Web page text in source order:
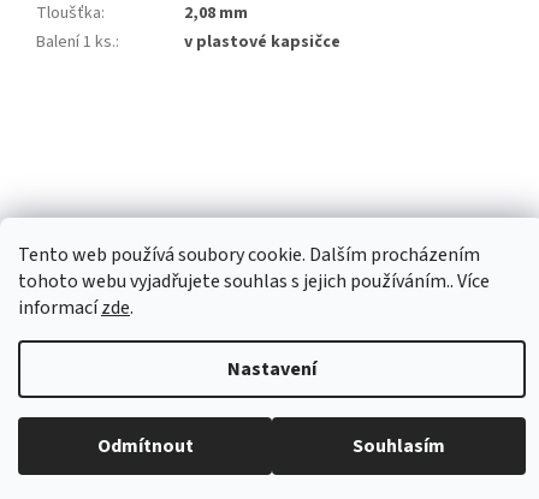
Tento web používá soubory cookie. Dalším procházením
tohoto webu vyjadřujete souhlas s jejich používáním.. Více
informacízde.
Nastavení
Odmítnout Souhlasím
Běžná otevírací doba: Pondělí: 8:30 - 16:00 Úterý: 9:00 -17:00 Středa: 8:30
Tloušťka:
2,08 mm
Balení 1 ks.: v plastové kapsičce
t
Investiční zlato Praha. Všechna práva vyhrazena.
Upravit nastavení cookies